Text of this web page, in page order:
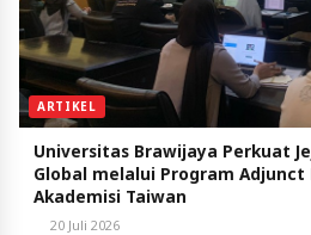
ARTIKEL
Universitas Brawijaya Perkuat
Global melalui Program Adjunct
Akademisi Taiwan
20 Juli 2026